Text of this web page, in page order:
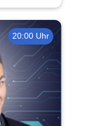
20:00 Uhr